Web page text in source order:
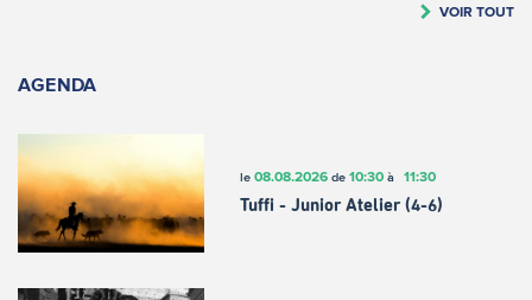
VOIR TOUT
AGENDA
le 08.08.2026de 10:30à 11:30
Tuffi - Junior Atelier (4-6)